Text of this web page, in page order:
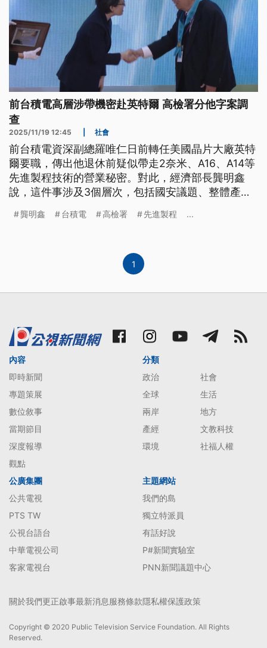
前台積電高層涉帶機密赴英特爾 高檢署分他字案調
查
2025/11/19 12:45 社會
前台積電資深副總羅唯仁日前轉任美國晶片大廠英特
爾要職，傳出他退休前疑似帶走2奈米、A16、A14等
先進製程技術的營業秘密。對此，經濟部長龔明鑫
說，這件事涉及3個層次，包括國安議題、整體產業
案，蒐證釐清是否涉及違反《營業秘密法》以及《國
龔明鑫 台積電 高檢署 先進製程 ...
1
內容
即時新聞
專題策展
數位敘事
當期節目
深度報導
觀點
分類
政治
社會
全球
生活
兩岸
地方
產經
文教科技
環境
社福人權
公廣集團
公共電視
PTS TW
公視台語台
中華電視公司
客家電視台
主題網站
我們的島
獨立特派員
有話好說
P#新聞實驗室
PNN新聞議題中心
關於我們更正啟事最新消息服務條款隱私權保護政策
Copyright © 2020 Public Television Service Foundation. All Rights
Reserved.